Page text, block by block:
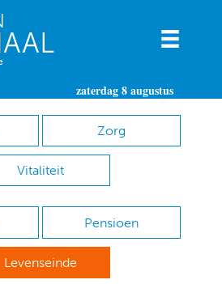
zaterdag 8 augustus
Zorg
Vitaliteit
Pensioen
Levenseinde